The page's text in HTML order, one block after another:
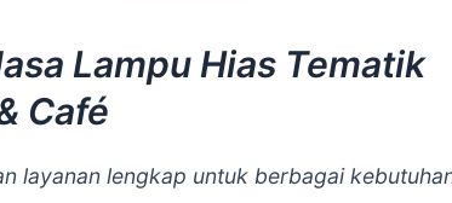
Lampu Hias Tematik
Café
layanan lengkap untuk berbagai